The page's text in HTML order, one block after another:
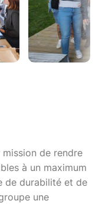
mission de rendre
à un maximum
de durabilité et de
une